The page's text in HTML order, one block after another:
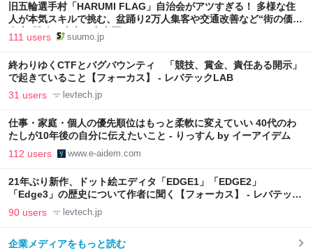
旧五輪選手村「HARUMI FLAG」自治会がアツすぎる！ 多様な住
人が本気スキルで挑む、盆踊り2万人集客や交通改善など“街の価値
向上”戦略 東京・中央区
111 users suumo.jp
終わりゆくCTFとバグバウンティ 「競技、賞金、責任ある開示」
で起きていること【フォーカス】 - レバテックLAB
31 users levtech.jp
仕事・家庭・個人の優先順位はもっと柔軟に変えていい 40代のわ
たしが10年後の自分に伝えたいこと - りっすん by イーアイデム
112 users www.e-aidem.com
21年ぶり新作、ドット絵エディタ「EDGE1」「EDGE2」
「Edge3」の歴史について作者に聞く【フォーカス】 - レバテック
LAB
90 users levtech.jp
企業メディアをもっと読む